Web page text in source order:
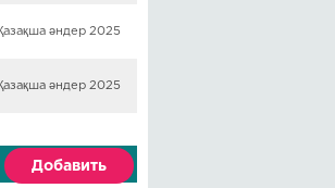
Қазақша әндер 2025
Қазақша әндер 2025
Добавить